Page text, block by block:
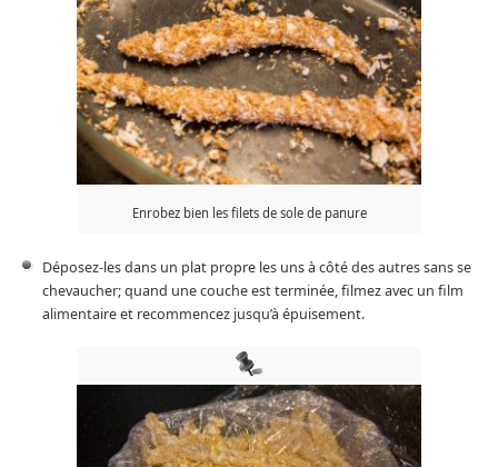
Enrobez bien les filets de sole de panure
Déposez-les dans un plat propre les uns à côté des autres sans se
chevaucher; quand une couche est terminée, filmez avec un film
alimentaire et recommencez jusqu’à épuisement.